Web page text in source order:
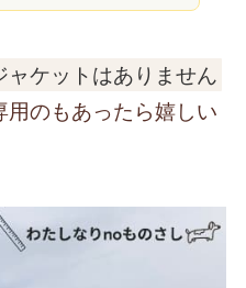
ャケットはありません
用のもあったら嬉しい